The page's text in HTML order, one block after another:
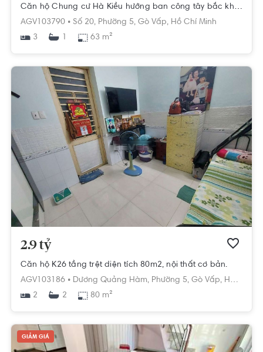
Căn hộ Chung cư Hà Kiều hướng ban công tây bắc không có nội thất diện tích 63m²
AGV103790 • Số 20, Phường 5, Gò Vấp, Hồ Chí Minh
3
1 63 m²
2.9 tỷ
Căn hộ K26 tầng trệt diện tích 80m2, nội thất cơ bản.
AGV103186 • Dương Quảng Hàm, Phường 5, Gò Vấp, Hồ Chí Minh
2
2 80 m²
GIẢM GIÁ